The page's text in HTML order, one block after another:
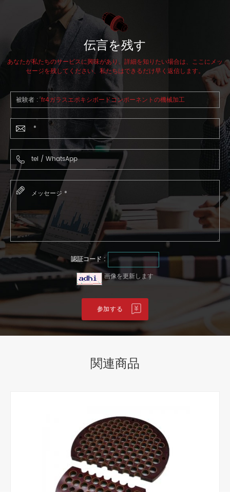
伝言を残す
あなたが私たちのサービスに興味があり、詳細を知りたい場合は、ここにメッ
セージを残してください、私たちはできるだけ早く返信します。
被験者 : fr4ガラスエポキシボードコンポーネントの機械加工
認証コード :
画像を更新します
関連商品